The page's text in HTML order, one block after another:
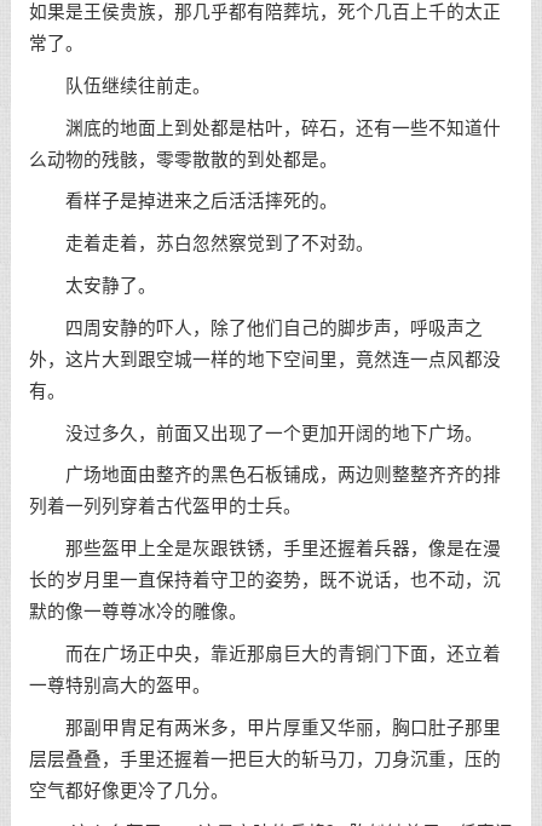
如果是王侯贵族，那几乎都有陪葬坑，死个几百上千的太正
常了。
队伍继续往前走。
渊底的地面上到处都是枯叶，碎石，还有一些不知道什
么动物的残骸，零零散散的到处都是。
看样子是掉进来之后活活摔死的。
走着走着，苏白忽然察觉到了不对劲。
太安静了。
四周安静的吓人，除了他们自己的脚步声，呼吸声之
外，这片大到跟空城一样的地下空间里，竟然连一点风都没
有。
没过多久，前面又出现了一个更加开阔的地下广场。
广场地面由整齐的黑色石板铺成，两边则整整齐齐的排
列着一列列穿着古代盔甲的士兵。
那些盔甲上全是灰跟铁锈，手里还握着兵器，像是在漫
长的岁月里一直保持着守卫的姿势，既不说话，也不动，沉
默的像一尊尊冰冷的雕像。
而在广场正中央，靠近那扇巨大的青铜门下面，还立着
一尊特别高大的盔甲。
那副甲胄足有两米多，甲片厚重又华丽，胸口肚子那里
层层叠叠，手里还握着一把巨大的斩马刀，刀身沉重，压的
空气都好像更冷了几分。